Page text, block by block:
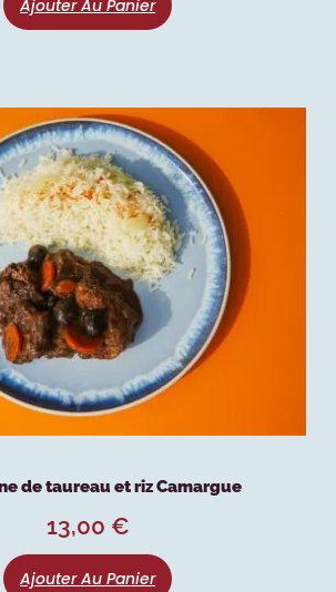
Ajouter Au Panier
de taureau et riz Camargue
13,00 €
Ajouter Au Panier